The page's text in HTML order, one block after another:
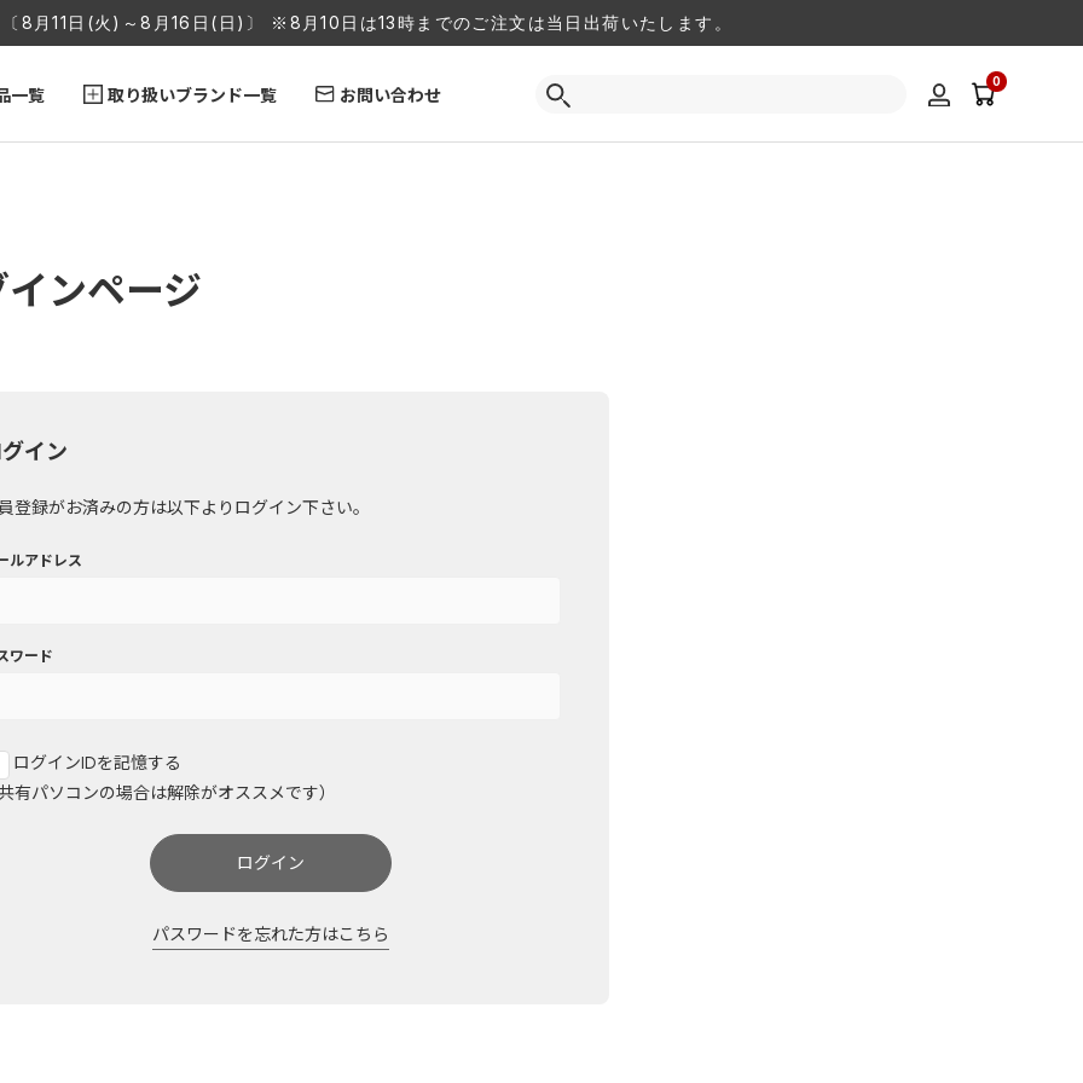
8月11日(火)～8月16日(日)〕 ※8月10日は13時までのご注文は当日出荷いたします。
一覧 取り扱いブランド一覧 お問い合わせ
0
ンページ
イン
登録がお済みの方は以下よりログイン下さい。
ルアドレス
ワード
ログインIDを記憶する
共有パソコンの場合は解除がオススメです）
ログイン
パスワードを忘れた方はこちら